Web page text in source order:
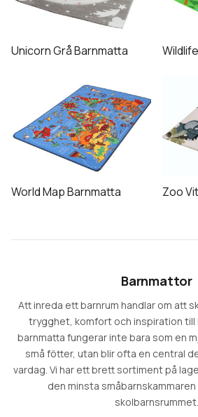
Unicorn Grå Barnmatta
flera
De
väljas
på
produktsidan
De
väljas
på
World Map Barnmatta
produkten
har
De
kan
Zoo
har
De
kan
på
Barnmattor
Att inreda ett barnrum handlar om att
trygghet, komfort och inspiration till
barnmatta fungerar inte bara som en
små fötter, utan blir ofta en central
vardag. Vi har ett brett sortiment på
den minsta
skolbarnsrummet.